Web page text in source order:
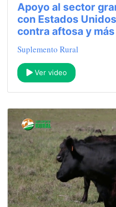
Apoyo al sector
con Estados
contra aftosa y más
Suplemento Rural
Ver video